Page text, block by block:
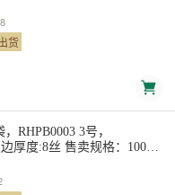
货
RHPB0003 3号，
厚度:8丝 售卖规格：100个/